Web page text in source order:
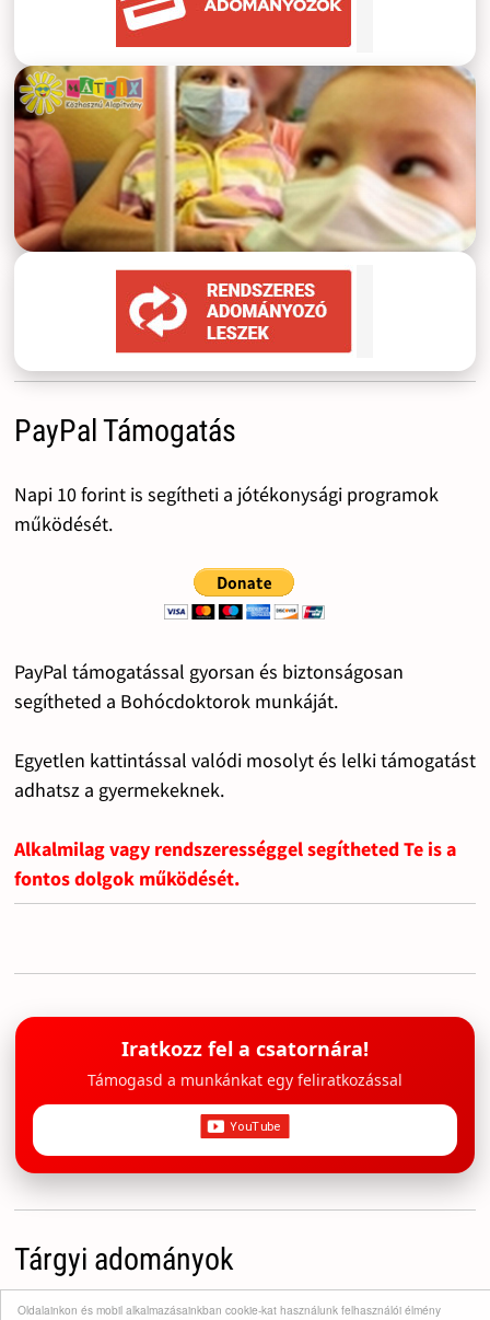
Oldalainkon és mobil alkalmazásainkban cookie-kat használunk felhasználói élmény
PayPal Támogatás
Napi 10 forint is segítheti a jótékonysági programok
működését.
PayPal támogatással gyorsan és biztonságosan
segítheted a Bohócdoktorok munkáját.
Egyetlen kattintással valódi mosolyt és lelki támogatást
adhatsz a gyermekeknek.
Alkalmilag vagy rendszerességgel segítheted Te is a
fontos dolgok működését.
Iratkozz fel a csatornára!
Támogasd a munkánkat egy feliratkozással
Tárgyi adományok